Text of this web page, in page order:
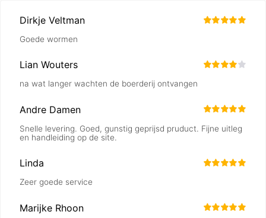
Dirkje Veltman
Goede wormen
Lian Wouters
na wat langer wachten de boerderij ontvangen
Andre Damen
Snelle levering. Goed, gunstig geprijsd pruduct. Fijne uitleg
en handleiding op de site.
Linda
Zeer goede service
Marijke Rhoon